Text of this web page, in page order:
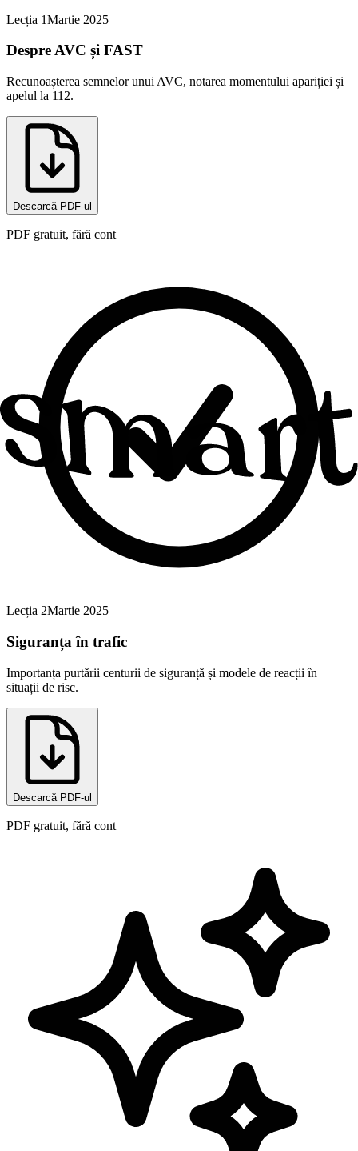
Lecția 1Martie 2025
Despre AVC și FAST
Recunoașterea semnelor unui AVC, notarea momentului apariției și
apelul la 112.
Descarcă PDF-ul
PDF gratuit, fără cont
Lecția 2Martie 2025
Siguranța în trafic
Importanța purtării centurii de siguranță și modele de reacții în
situații de risc.
Descarcă PDF-ul
PDF gratuit, fără cont